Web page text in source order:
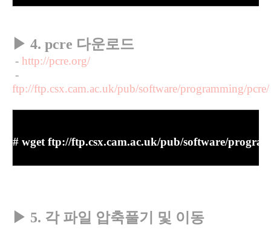
▶ 4. pcre 다운로드
- http://pcre.org/
-
ftp://ftp.csx.cam.ac.uk/pub/software/programming/pcre/
# wget ftp://ftp.csx.cam.ac.uk/pub/software/
▶ 5. 각 파일 압축풀기 및 이동